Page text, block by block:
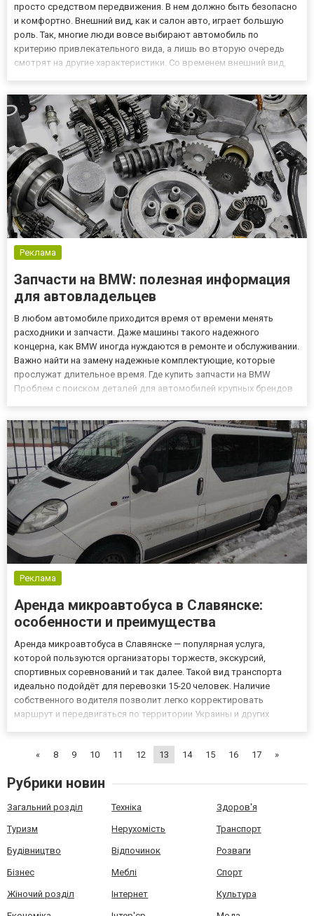
просто средством передвижения. В нем должно быть безопасно
и комфортно. Внешний вид, как и салон авто, играет большую
роль. Так, многие люди вовсе выбирают автомобиль по
критерию привлекательного вида, а лишь во вторую очередь
смотрят на другие характеристики. Со временем внешний вид,
Реклама
Запчасти на BMW: полезная информация
для автовладельцев
В любом автомобиле приходится время от времени менять
расходники и запчасти. Даже машины такого надежного
концерна, как BMW иногда нуждаются в ремонте и обслуживании.
Важно найти на замену надежные комплектующие, которые
прослужат длительное время. Где купить запчасти на BMW
Проблем с поиском деталей для автомобилей крупных брендов
Главное — на...
Реклама
Аренда микроавтобуса в Славянске:
особенности и преимущества
Аренда микроавтобуса в Славянске — популярная услуга,
которой пользуются организаторы торжеств, экскурсий,
спортивных соревнований и так далее. Такой вид транспорта
идеально подойдёт для перевозки 15-20 человек. Наличие
собственного водителя позволит легко корректировать
маршрут и передвигаться по территории Украины и других
аренду вместе с шофером. Компл...
« 8 9 10 11 12 13 14 15 16 17 »
Рубрики новин
Загальний розділ Техніка Здоров'я
Туризм Нерухомість Транспорт
Будівництво Відпочинок Розваги
Бізнес Меблі Спорт
Жіночий розділ Інтернет Культура